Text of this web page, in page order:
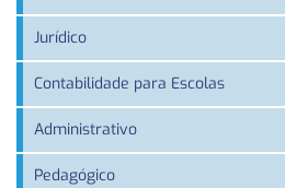
Jurídico
Contabilidade para Escolas
Administrativo
Pedagógico